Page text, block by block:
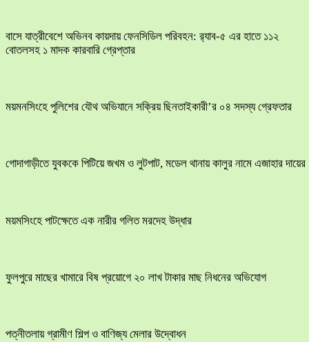
বাসে যাত্রীবেশে অভিনব কায়দায় ফেনসিডিল পরিবহন: র‍্যাব-৫ এর হাতে ১১২
বোতলসহ ১ মাদক কারবারি গ্রেপ্তার
ময়মনসিংহে পুলিশের যৌথ অভিযানে সক্রিয় ছিনতাইকারী’র ০৪ সদস্য গ্রেফতার
​গোদাগাড়ীতে যুবককে পিটিয়ে জখম ও লুটপাট, মডেল থানায় কালুর নামে এজাহার দায়ের
ময়মসিংহে পাটক্ষেতে এক নারীর গলিত মরদেহ উদ্ধার
ফুলপুরে মাছের খামারে বিষ প্রয়োগে ২০ লাখ টাকার মাছ নিধনের অভিযোগ
পত্নীতলায় গ্রামীণ শিল্প ও বাণিজ্য মেলার উদ্বোধন